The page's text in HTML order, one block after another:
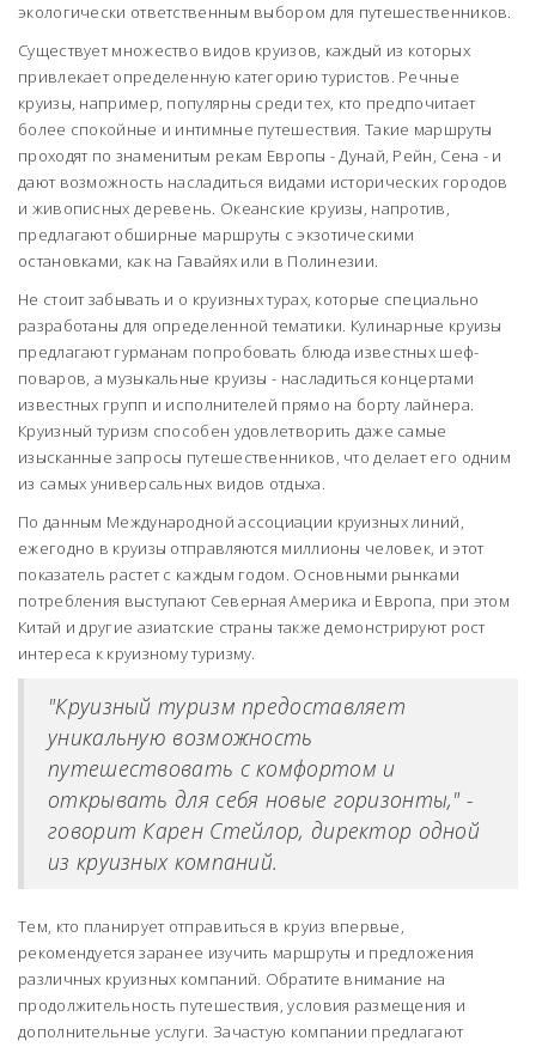
экологически ответственным выбором для путешественников.
Существует множество видов круизов, каждый из которых
привлекает определенную категорию туристов. Речные
круизы, например, популярны среди тех, кто предпочитает
более спокойные и интимные путешествия. Такие маршруты
проходят по знаменитым рекам Европы - Дунай, Рейн, Сена - и
дают возможность насладиться видами исторических городов
и живописных деревень. Океанские круизы, напротив,
предлагают обширные маршруты с экзотическими
остановками, как на Гавайях или в Полинезии.
Не стоит забывать и о круизных турах, которые специально
разработаны для определенной тематики. Кулинарные круизы
предлагают гурманам попробовать блюда известных шеф-
поваров, а музыкальные круизы - насладиться концертами
известных групп и исполнителей прямо на борту лайнера.
Круизный туризм способен удовлетворить даже самые
изысканные запросы путешественников, что делает его одним
из самых универсальных видов отдыха.
По данным Международной ассоциации круизных линий,
ежегодно в круизы отправляются миллионы человек, и этот
показатель растет с каждым годом. Основными рынками
потребления выступают Северная Америка и Европа, при этом
Китай и другие азиатские страны также демонстрируют рост
интереса к круизному туризму.
"Круизный туризм предоставляет
уникальную возможность
путешествовать с комфортом и
открывать для себя новые горизонты," -
говорит Карен Стейлор, директор одной
из круизных компаний.
Тем, кто планирует отправиться в круиз впервые,
рекомендуется заранее изучить маршруты и предложения
различных круизных компаний. Обратите внимание на
продолжительность путешествия, условия размещения и
дополнительные услуги. Зачастую компании предлагают